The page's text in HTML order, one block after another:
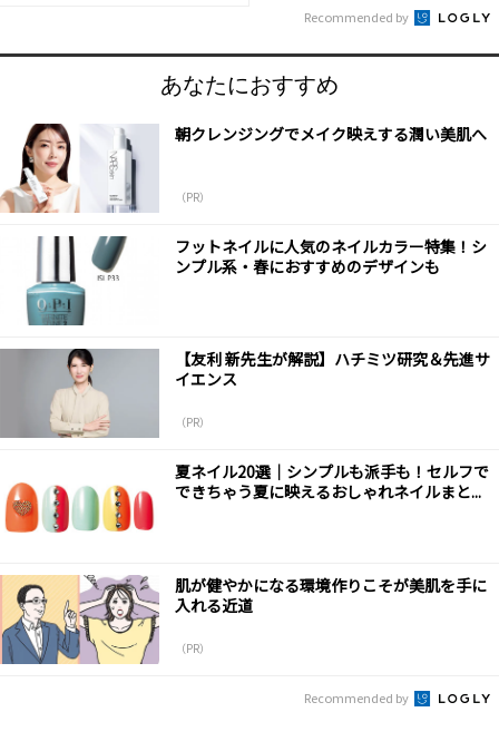
Recommended by
あなたにおすすめ
朝クレンジングでメイク映えする潤い美肌へ
（PR）
フットネイルに人気のネイルカラー特集！シ
ンプル系・春におすすめのデザインも
【友利 新先生が解説】ハチミツ研究＆先進サ
イエンス
（PR）
夏ネイル20選｜シンプルも派手も！セルフで
できちゃう夏に映えるおしゃれネイルまと...
肌が健やかになる環境作りこそが美肌を手に
入れる近道
（PR）
Recommended by